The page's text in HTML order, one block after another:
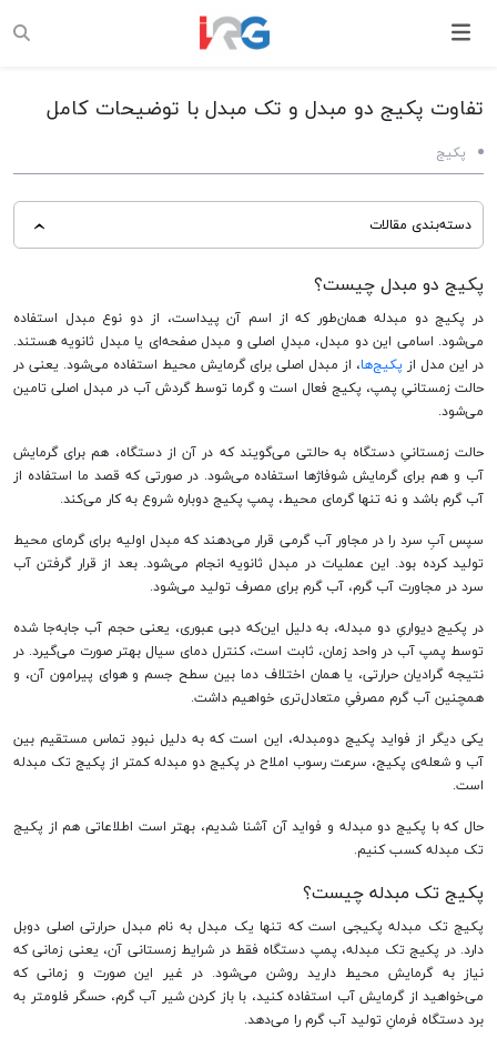
تفاوت پکیج دو مبدل و تک مبدل با توضیحات کامل
پکیج
دسته‌بندی مقالات
پکیج دو مبدل چیست؟
پکیج تک مبدله چیست؟
تفاوت پکیج تک مبدله و دو مبدله:
انواع پکیج دو مبدله ایران رادیاتور:
پکیج دو مبدل چیست؟
در پکیج دو مبدله همان‌طور که از اسم آن پیداست، از دو نوع مبدل استفاده
می‌شود. اسامی این دو مبدل، مبدلِ اصلی و مبدل صفحه‌ای یا مبدل ثانویه هستند.
در این مدل از پکیج‌ها، از مبدل اصلی برای گرمایش محیط استفاده می‌شود. یعنی در
حالت زمستانیِ پمپ، پکیج فعال است و گرما توسط گردش آب در مبدل اصلی تامین
می‌شود.
حالت زمستانیِ دستگاه به حالتی می‌گویند که در آن از دستگاه، هم برای گرمایش
آب و هم برای گرمایش شوفاژها استفاده می‌شود. در صورتی که قصد ما استفاده از
آب گرم باشد و نه تنها گرمای محیط، پمپ پکیج دوباره شروع به کار می‌کند.
سپس آبِ سرد را در مجاور آب گرمی قرار می‌دهند که مبدل اولیه برای گرمای محیط
تولید کرده بود. این عملیات در مبدل ثانویه انجام می‌شود. بعد از قرار گرفتن آب
سرد در مجاورت آب گرم، آب گرم برای مصرف تولید می‌شود.
در پکیج دیواریِ دو مبدله، به دلیل این‌که دبی عبوری، یعنی حجم آب جابه‌جا شده
توسط پمپ آب در واحد زمان، ثابت است، کنترل دمای سیال بهتر صورت می‌گیرد. در
نتیجه گرادیان حرارتی، یا همان اختلاف دما بین سطح جسم و هوای پیرامون آن، و
همچنین آب گرم مصرفیِ متعادل‌تری خواهیم داشت.
یکی دیگر از فواید پکیج دومبدله، این است که به دلیل نبودِ تماس مستقیم بین
آب و شعله‌ی پکیج، سرعت رسوب املاح در پکیج دو مبدله کمتر از پکیج تک مبدله
است.
حال که با پکیج دو مبدله و فواید آن آشنا شدیم، بهتر است اطلاعاتی هم از پکیج
تک مبدله کسب کنیم.
پکیج تک مبدله چیست؟
پکیج تک مبدله پکیجی است که تنها یک مبدل به نام مبدل حرارتی اصلی دوبل
دارد. در پکیج تک مبدله، پمپ دستگاه فقط در شرایط زمستانی آن، یعنی زمانی که
نیاز به گرمایش محیط دارید روشن می‌شود. در غیر این صورت و زمانی که
می‌خواهید از گرمایش آب استفاده کنید، با باز کردن شیر آب گرم، حسگر فلومتر به
برد دستگاه فرمانِ تولید آب گرم را می‌دهد.